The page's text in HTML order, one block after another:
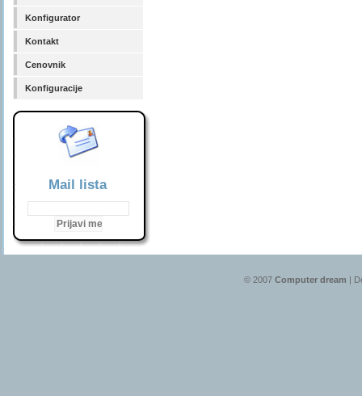
Konfigurator
Kontakt
Cenovnik
Konfiguracije
Mail lista
© 2007 Computer dream |